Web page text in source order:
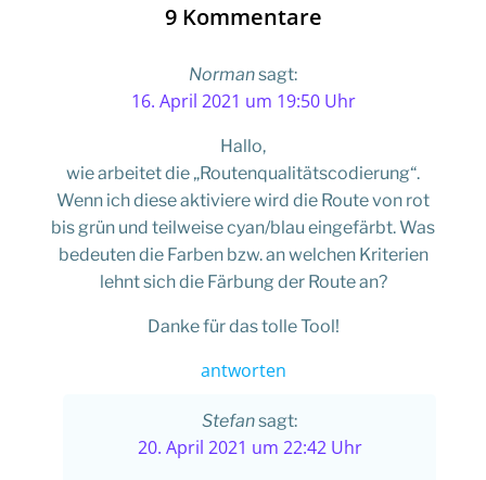
9 Kommentare
Normansagt:
16. April 2021 um 19:50 Uhr
Hallo,
wie arbeitet die „Routenqualitätscodierung“.
Wenn ich diese aktiviere wird die Route von rot
bis grün und teilweise cyan/blau eingefärbt. Was
bedeuten die Farben bzw. an welchen Kriterien
lehnt sich die Färbung der Route an?
Danke für das tolle Tool!
antworten
Stefansagt:
20. April 2021 um 22:42 Uhr